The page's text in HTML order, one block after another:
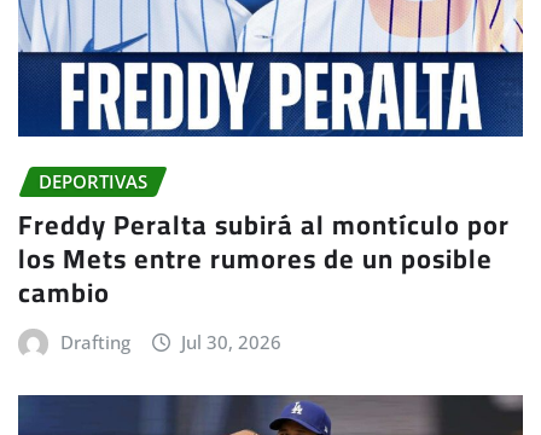
DEPORTIVAS
Freddy Peralta subirá al montículo por
los Mets entre rumores de un posible
cambio
Drafting Jul 30, 2026